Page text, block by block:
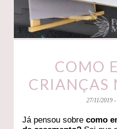
COMO
CRIANÇAS
27/11/2019 -
Já pensou sobrecomo